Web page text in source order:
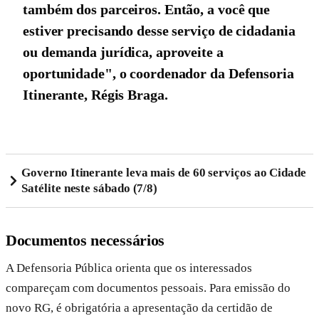
também dos parceiros. Então, a você que
estiver precisando desse serviço de cidadania
ou demanda jurídica, aproveite a
oportunidade", o coordenador da Defensoria
Itinerante, Régis Braga.
Governo Itinerante leva mais de 60 serviços ao Cidade
Satélite neste sábado (7/8)
Documentos necessários
A Defensoria Pública orienta que os interessados
compareçam com documentos pessoais. Para emissão do
novo RG, é obrigatória a apresentação da certidão de